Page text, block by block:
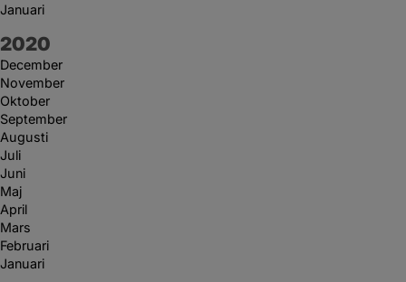
Januari
År:
2020
December
November
Oktober
September
Augusti
Juli
Juni
Maj
April
Mars
Februari
Januari